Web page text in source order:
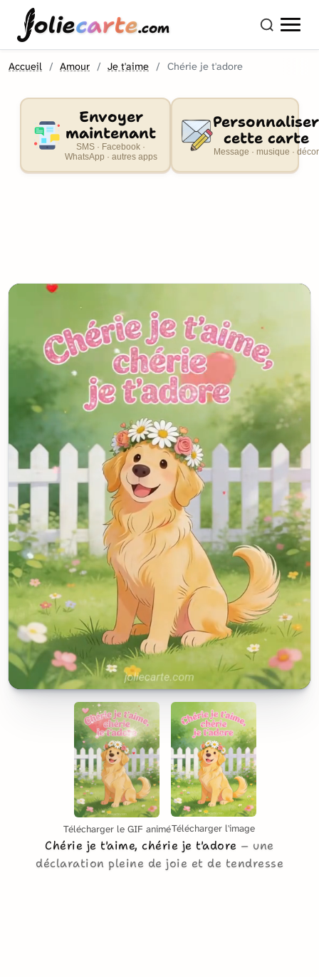
oliecarte.com
Accueil Amour Je t'aime Chérie je t'adore
Envoyer
maintenant
SMS · Facebook ·
WhatsApp · autres apps
Personnaliser
cette carte
Message · musique · décor
Télécharger le GIF animéTélécharger l'image
Chérie je t'aime, chérie je t'adore
une
déclaration pleine de joie et de tendresse